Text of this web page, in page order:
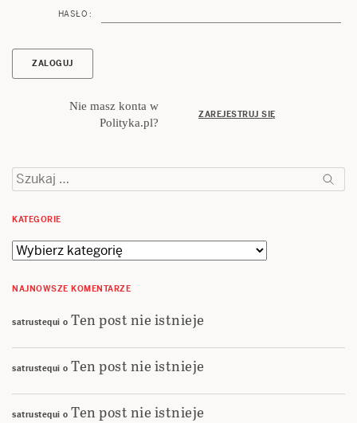
HASŁO :
Nie masz konta w
Polityka.pl?
ZAREJESTRUJ SIĘ
Szukaj:
KATEGORIE
Kategorie
NAJNOWSZE KOMENTARZE
satrustequi o Ten post nie istnieje
satrustequi o Ten post nie istnieje
satrustequi o Ten post nie istnieje